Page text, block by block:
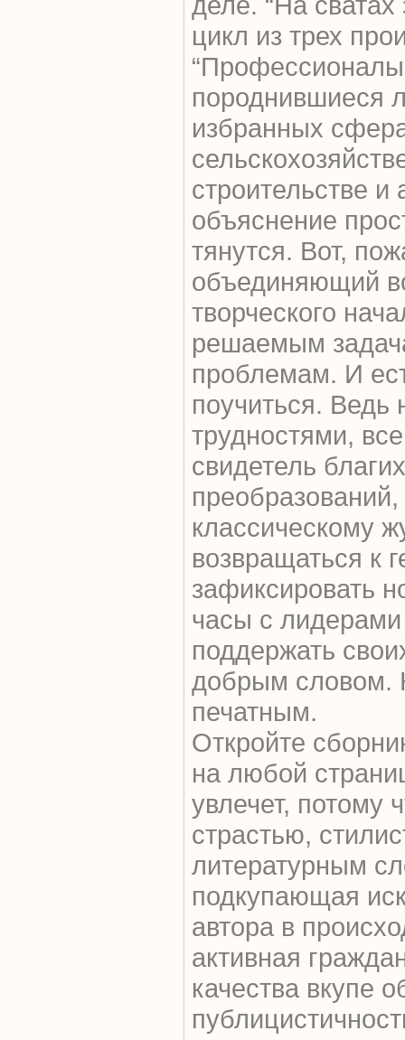
цикл из трех
породнившиеся
избранных
строительстве
объяснение
тянутся. Вот,
объединяющий
творческого
решаемым
проблемам. И
поучиться. Ведь
трудностями,
свидетель
классическому
возвращаться к
зафиксировать
часы с лидерами
поддержать
добрым словом.
печатным.
Откройте
на любой
увлечет, потому
страстью,
литературным
подкупающая
автора в
активная
качества вкупе